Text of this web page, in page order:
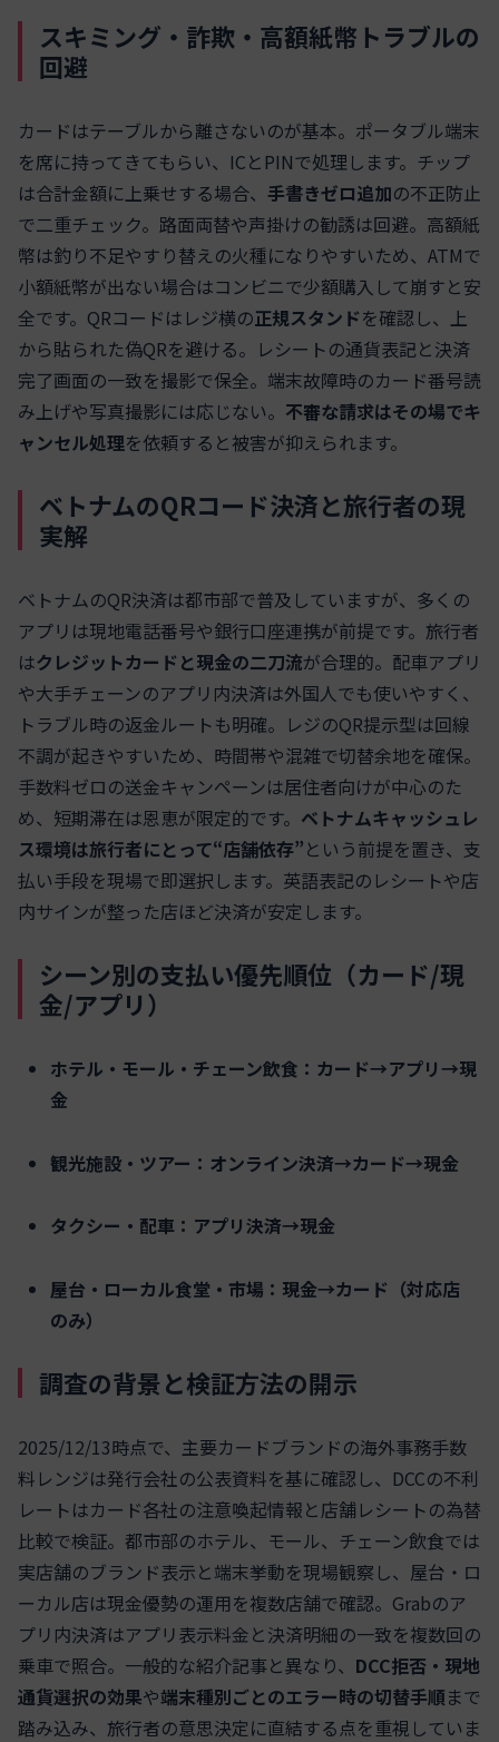
スキミング・詐欺・高額紙幣トラブルの
回避
カードはテーブルから離さないのが基本。ポータブル端末
を席に持ってきてもらい、ICとPINで処理します。チップ
は合計金額に上乗せする場合、 手書きゼロ追加の不正防止
で二重チェック。路面両替や声掛けの勧誘は回避。高額紙
幣は釣り不足やすり替えの火種になりやすいため、ATMで
小額紙幣が出ない場合はコンビニで少額購入して崩すと安
全です。QRコードはレジ横の正規スタンドを確認し、上
から貼られた偽QRを避ける。レシートの通貨表記と決済
完了画面の一致を撮影で保全。端末故障時のカード番号読
み上げや写真撮影には応じない。 不審な請求はその場でキ
ャンセル処理を依頼すると被害が抑えられます。
ベトナムのQRコード決済と旅行者の現
実解
ベトナムのQR決済は都市部で普及していますが、多くの
アプリは現地電話番号や銀行口座連携が前提です。旅行者
はクレジットカードと現金の二刀流が合理的。配車アプリ
や大手チェーンのアプリ内決済は外国人でも使いやすく、
トラブル時の返金ルートも明確。レジのQR提示型は回線
不調が起きやすいため、時間帯や混雑で切替余地を確保。
手数料ゼロの送金キャンペーンは居住者向けが中心のた
め、短期滞在は恩恵が限定的です。 ベトナムキャッシュレ
ス環境は旅行者にとって“店舗依存”という前提を置き、支
払い手段を現場で即選択します。英語表記のレシートや店
内サインが整った店ほど決済が安定します。
シーン別の支払い優先順位（カード/現
金/アプリ）
ホテル・モール・チェーン飲食：カード→アプリ→現
金
観光施設・ツアー：オンライン決済→カード→現金
タクシー・配車：アプリ決済→現金
屋台・ローカル食堂・市場：現金→カード（対応店
のみ）
調査の背景と検証方法の開示
2025/12/13時点で、主要カードブランドの海外事務手数
料レンジは発行会社の公表資料を基に確認し、DCCの不利
レートはカード各社の注意喚起情報と店舗レシートの為替
比較で検証。都市部のホテル、モール、チェーン飲食では
実店舗のブランド表示と端末挙動を現場観察し、屋台・ロ
ーカル店は現金優勢の運用を複数店舗で確認。Grabのア
プリ内決済はアプリ表示料金と決済明細の一致を複数回の
乗車で照合。一般的な紹介記事と異なり、 DCC拒否・現地
通貨選択の効果や端末種別ごとのエラー時の切替手順まで
踏み込み、旅行者の意思決定に直結する点を重視していま